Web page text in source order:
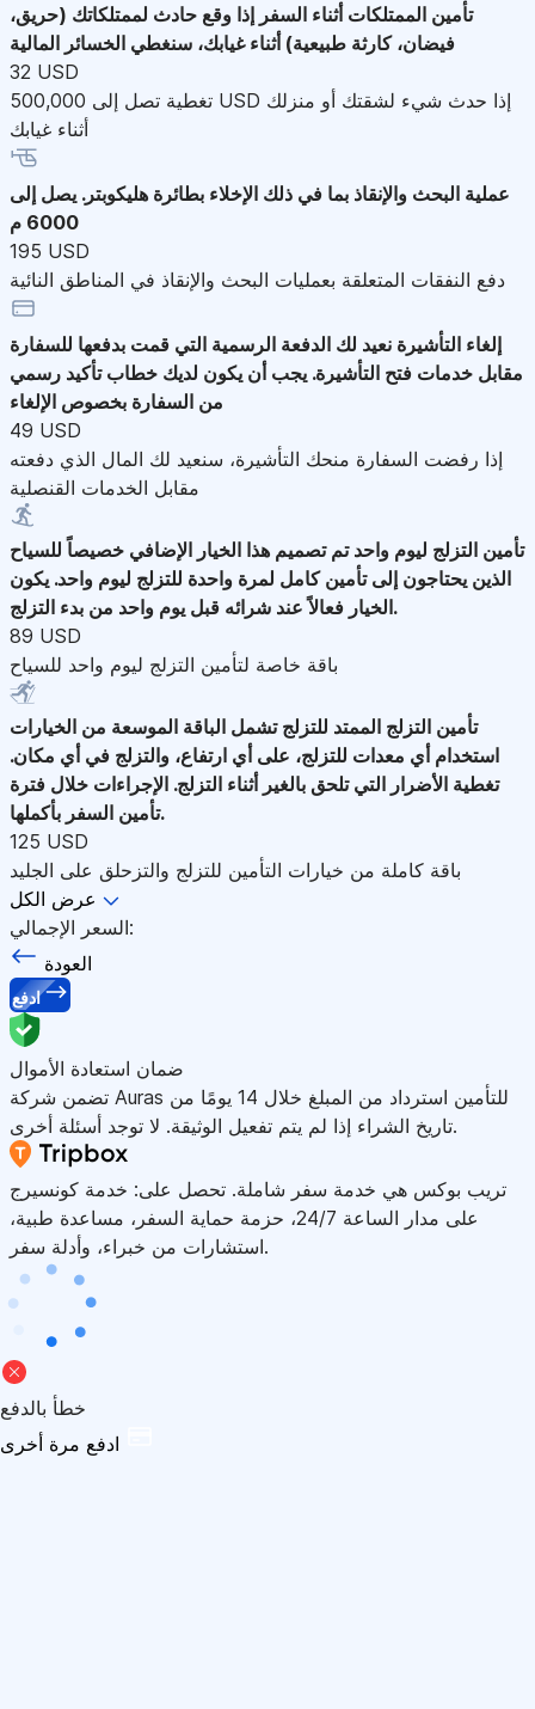
تأمين الممتلكات أثناء السفر إذا وقع حادث لممتلكاتك (حريق،
فيضان، كارثة طبيعية) أثناء غيابك، سنغطي الخسائر المالية
32 USD
تغطية تصل إلى 500,000 USD إذا حدث شيء لشقتك أو منزلك
أثناء غيابك
عملية البحث والإنقاذ بما في ذلك الإخلاء بطائرة هليكوبتر. يصل إلى
6000 م
195 USD
دفع النفقات المتعلقة بعمليات البحث والإنقاذ في المناطق النائية
إلغاء التأشيرة نعيد لك الدفعة الرسمية التي قمت بدفعها للسفارة
مقابل خدمات فتح التأشيرة. يجب أن يكون لديك خطاب تأكيد رسمي
من السفارة بخصوص الإلغاء
49 USD
إذا رفضت السفارة منحك التأشيرة، سنعيد لك المال الذي دفعته
مقابل الخدمات القنصلية
تأمين التزلج ليوم واحد تم تصميم هذا الخيار الإضافي خصيصاً للسياح
الذين يحتاجون إلى تأمين كامل لمرة واحدة للتزلج ليوم واحد. يكون
الخيار فعالاً عند شرائه قبل يوم واحد من بدء التزلج.
89 USD
باقة خاصة لتأمين التزلج ليوم واحد للسياح
تأمين التزلج الممتد للتزلج تشمل الباقة الموسعة من الخيارات
استخدام أي معدات للتزلج، على أي ارتفاع، والتزلج في أي مكان.
تغطية الأضرار التي تلحق بالغير أثناء التزلج. الإجراءات خلال فترة
تأمين السفر بأكملها.
125 USD
باقة كاملة من خيارات التأمين للتزلج والتزحلق على الجليد
عرض الكل
السعر الإجمالي:
العودة
ادفع
ضمان استعادة الأموال
تضمن شركة Auras للتأمين استرداد من المبلغ خلال 14 يومًا من
تاريخ الشراء إذا لم يتم تفعيل الوثيقة. لا توجد أسئلة أخرى.
تريب بوكس هي خدمة سفر شاملة. تحصل على: خدمة كونسيرج
على مدار الساعة 24/7، حزمة حماية السفر، مساعدة طبية،
استشارات من خبراء، وأدلة سفر.
خطأ بالدفع